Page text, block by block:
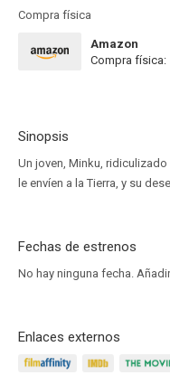
Compra física
Amazon
Compra física:
Sinopsis
Un joven, Minku,
le envíen a la Tierra, y su
Fechas de estrenos
No hay ninguna fecha. Añadir
Enlaces externos